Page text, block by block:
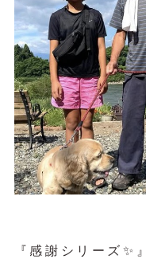
『感謝シリーズ✨』